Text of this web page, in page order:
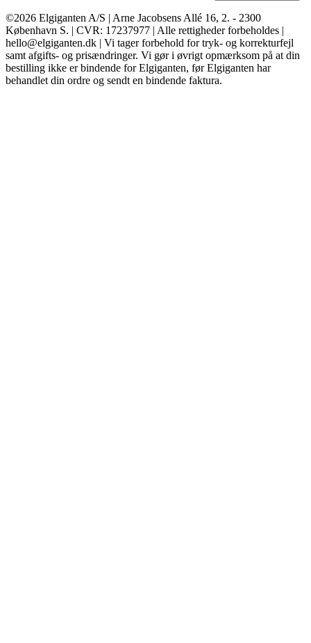
©2026 Elgiganten A/S | Arne Jacobsens Allé 16, 2. - 2300
København S. | CVR: 17237977 | Alle rettigheder forbeholdes |
hello@elgiganten.dk | Vi tager forbehold for tryk- og korrekturfejl
samt afgifts- og prisændringer. Vi gør i øvrigt opmærksom på at din
bestilling ikke er bindende for Elgiganten, før Elgiganten har
behandlet din ordre og sendt en bindende faktura.